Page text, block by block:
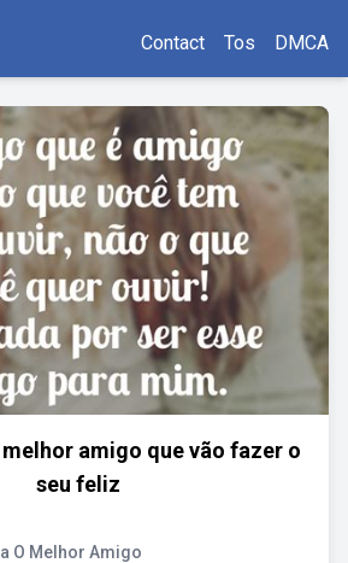
Contact Tos DMCA
amigo que vão fazer o
seu feliz
O Melhor Amigo